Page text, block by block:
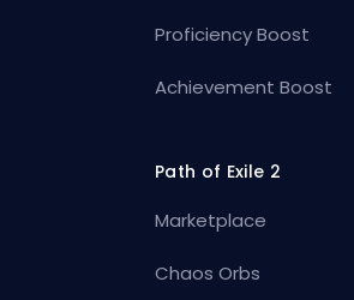
Proficiency Boost
Achievement Boost
Path of Exile 2
Marketplace
Chaos Orbs